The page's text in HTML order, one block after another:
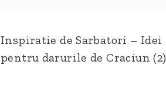
Inspiratie de Sarbatori – Idei
pentru darurile de Craciun (2)